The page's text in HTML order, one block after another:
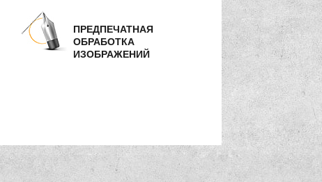
ПРЕДПЕЧАТНАЯ
ОБРАБОТКА
ИЗОБРАЖЕНИЙ